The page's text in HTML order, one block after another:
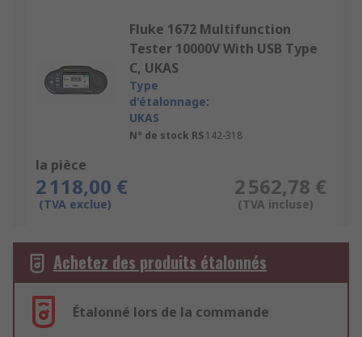
Fluke 1672 Multifunction
Tester 10000V With USB Type
C, UKAS
Type
d'étalonnage:
UKAS
N° de stock RS142-318
la pièce
2 118,00 €
(TVA exclue)
2 562,78 €
(TVA incluse)
Achetez des produits étalonnés
Étalonné lors de la commande